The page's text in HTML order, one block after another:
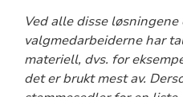
Ved alle disse
valgmedarbeiderne har
materiell, dvs. for
det er brukt mest av.